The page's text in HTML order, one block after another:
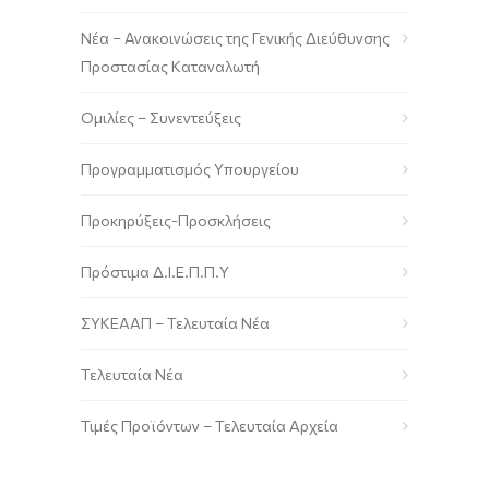
Νέα – Ανακοινώσεις της Γενικής Διεύθυνσης
Προστασίας Καταναλωτή
Ομιλίες – Συνεντεύξεις
Προγραμματισμός Υπουργείου
Προκηρύξεις-Προσκλήσεις
Πρόστιμα Δ.Ι.Ε.Π.Π.Υ
ΣΥΚΕΑΑΠ – Τελευταία Νέα
Τελευταία Νέα
Τιμές Προϊόντων – Τελευταία Αρχεία